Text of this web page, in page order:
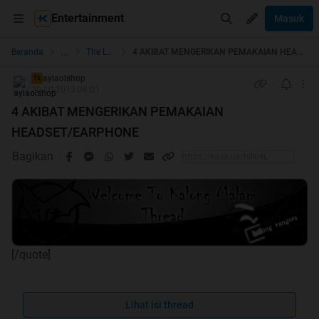
Entertainment Masuk
Beranda ... The Lounge
TS aylaolshop
20-10-2013 08:01
4 AKIBAT MENGERIKAN PEMAKAIAN
HEADSET/EARPHONE
Bagikan
[/quote]
ane
Lihat isi thread